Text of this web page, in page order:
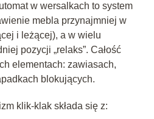
w wersalkach to system
mebla przynajmniej w
i leżącej), a w wielu
pozycji „relaks”. Całość
elementach: zawiasach,
blokujących.
klik-klak składa się z: